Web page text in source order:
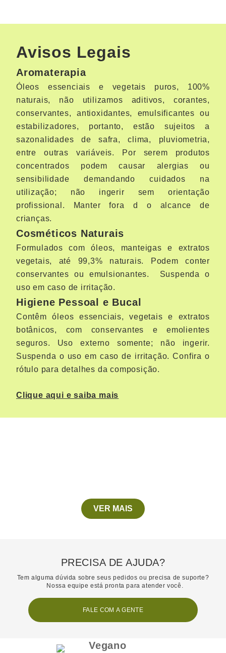
Avisos Legais
Aromaterapia
Óleos essenciais e vegetais puros, 100%
naturais, não utilizamos aditivos, corantes,
conservantes, antioxidantes, emulsificantes ou
estabilizadores, portanto, estão sujeitos a
sazonalidades de safra, clima, pluviometria,
entre outras variáveis. Por serem produtos
concentrados podem causar alergias ou
sensibilidade demandando cuidados na
utilização; não ingerir sem orientação
profissional. Manter fora d o alcance de
crianças.
Cosméticos Naturais
Formulados com óleos, manteigas e extratos
vegetais, até 99,3% naturais. Podem conter
conservantes ou emulsionantes.
Suspenda o
uso em caso de irritação.
Higiene Pessoal e Bucal
Contêm óleos essenciais, vegetais e extratos
botânicos, com conservantes e emolientes
seguros. Uso externo somente; não ingerir.
Suspenda o uso em caso de irritação. Confira o
rótulo para detalhes da composição.
Clique aqui e saiba mais
VER MAIS
PRECISA DE AJUDA?
Tem alguma dúvida sobre seus pedidos ou precisa de suporte?
Nossa equipe está pronta para atender você.
FALE COM A GENTE
Vegano